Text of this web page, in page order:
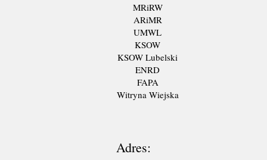
MRiRW
ARiMR
UMWL
KSOW
KSOW Lubelski
ENRD
FAPA
Witryna Wiejska
Adres: